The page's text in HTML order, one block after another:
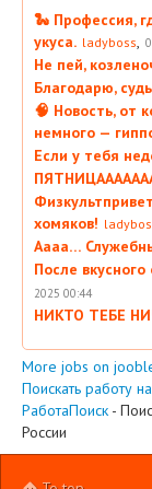
🐍 Профессия,
укуса. ladyboss
Не пей,
Благодарю,
🧠 Новость, от
немного —
Если у тебя
хомяков!
Аааа…
После
2025 00:44
НИКТО ТЕБЕ
More jobs on
Поискать работу
РаботаПоиск -
России